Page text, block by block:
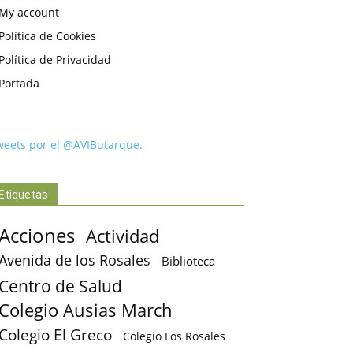
account
de Cookies
de Privacidad
por el @AVIButarque.
Actividad
de los Rosales Biblioteca
de Salud
Ausias March
El Greco Colegio Los Rosales